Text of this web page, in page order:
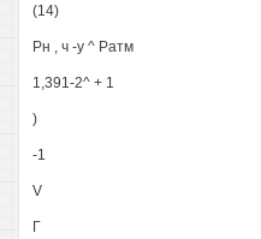
(14)
Рн , ч -у ^ Ратм
1,391-2^ + 1
)
-1
V
Г